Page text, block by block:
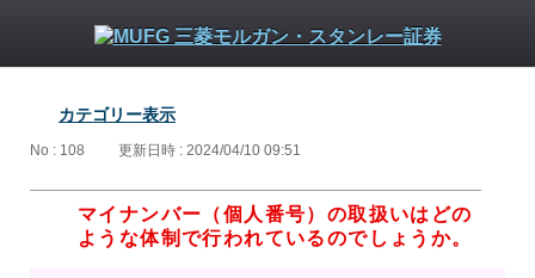
カテゴリー表示
No : 108 更新日時 : 2024/04/10 09:51
マイナンバー（個人番号）の取扱いはどの
ような体制で行われているのでしょうか。